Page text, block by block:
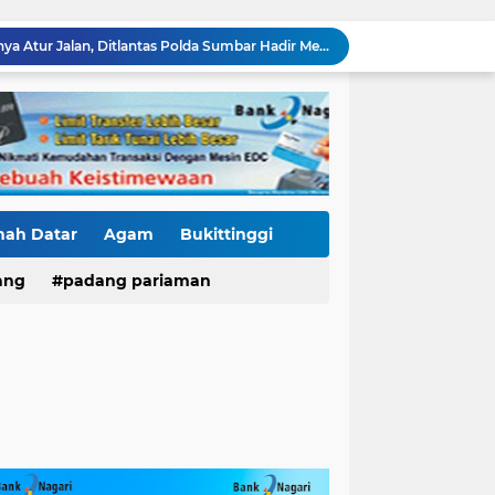
Polantas Karib Tidak Hanya Atur Jalan, Ditlantas Polda Sumbar Hadir Menyentuh Denyut Ekonomi Rakyat
Baru Mendarat di Padang, Zigo Rolanda Langsung Nyemplung ke Lokasi Banjir Dampingi Fadly Amran Evakuasi Warga
Diduga Ada Proyek "Ghaib" SPAM di Sumbar, Kemen PU dan Hutama Karya Disorot
Tender Dua Jembatan Gantung Pessel Diselimuti Tanda Tanya, Gangguan Sistem atau Permainan di Balik Layar?
Sebulan Berlalu, Papan Nama Kantor Satker PJN Wilayah II Sumbar Masih Tak Terpasang
Pawai Telong-Telong: Ketika Jejak Perjuangan Bergeser Menjadi Panggung Perayaan
PILUBANG 50 KOTA Masih Berkeliaran
Mendedikasikan Kasih, Menguatkan Negeri: Ditlantas Polda Sumbar Apresiasi Peran Dharma Wanita sebagai Pilar Pengabdian
Datar Agam Bukittinggi
padang pariaman